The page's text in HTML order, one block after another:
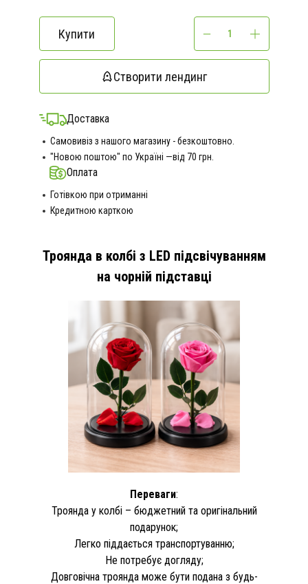
Купити
Створити лендинг
Доставка
Самовивіз з нашого магазину - безкоштовно.
"Новою поштою" по Україні —від 70 грн.
Оплата
Готівкою при отриманні
Кредитною карткою
Троянда в колбі з LED підсвічуванням
на чорній підставці
Переваги:
Троянда у колбі – бюджетний та оригінальний
подарунок;
Легко піддається транспортуванню;
Не потребує догляду;
Довговічна троянда може бути подана з будь-